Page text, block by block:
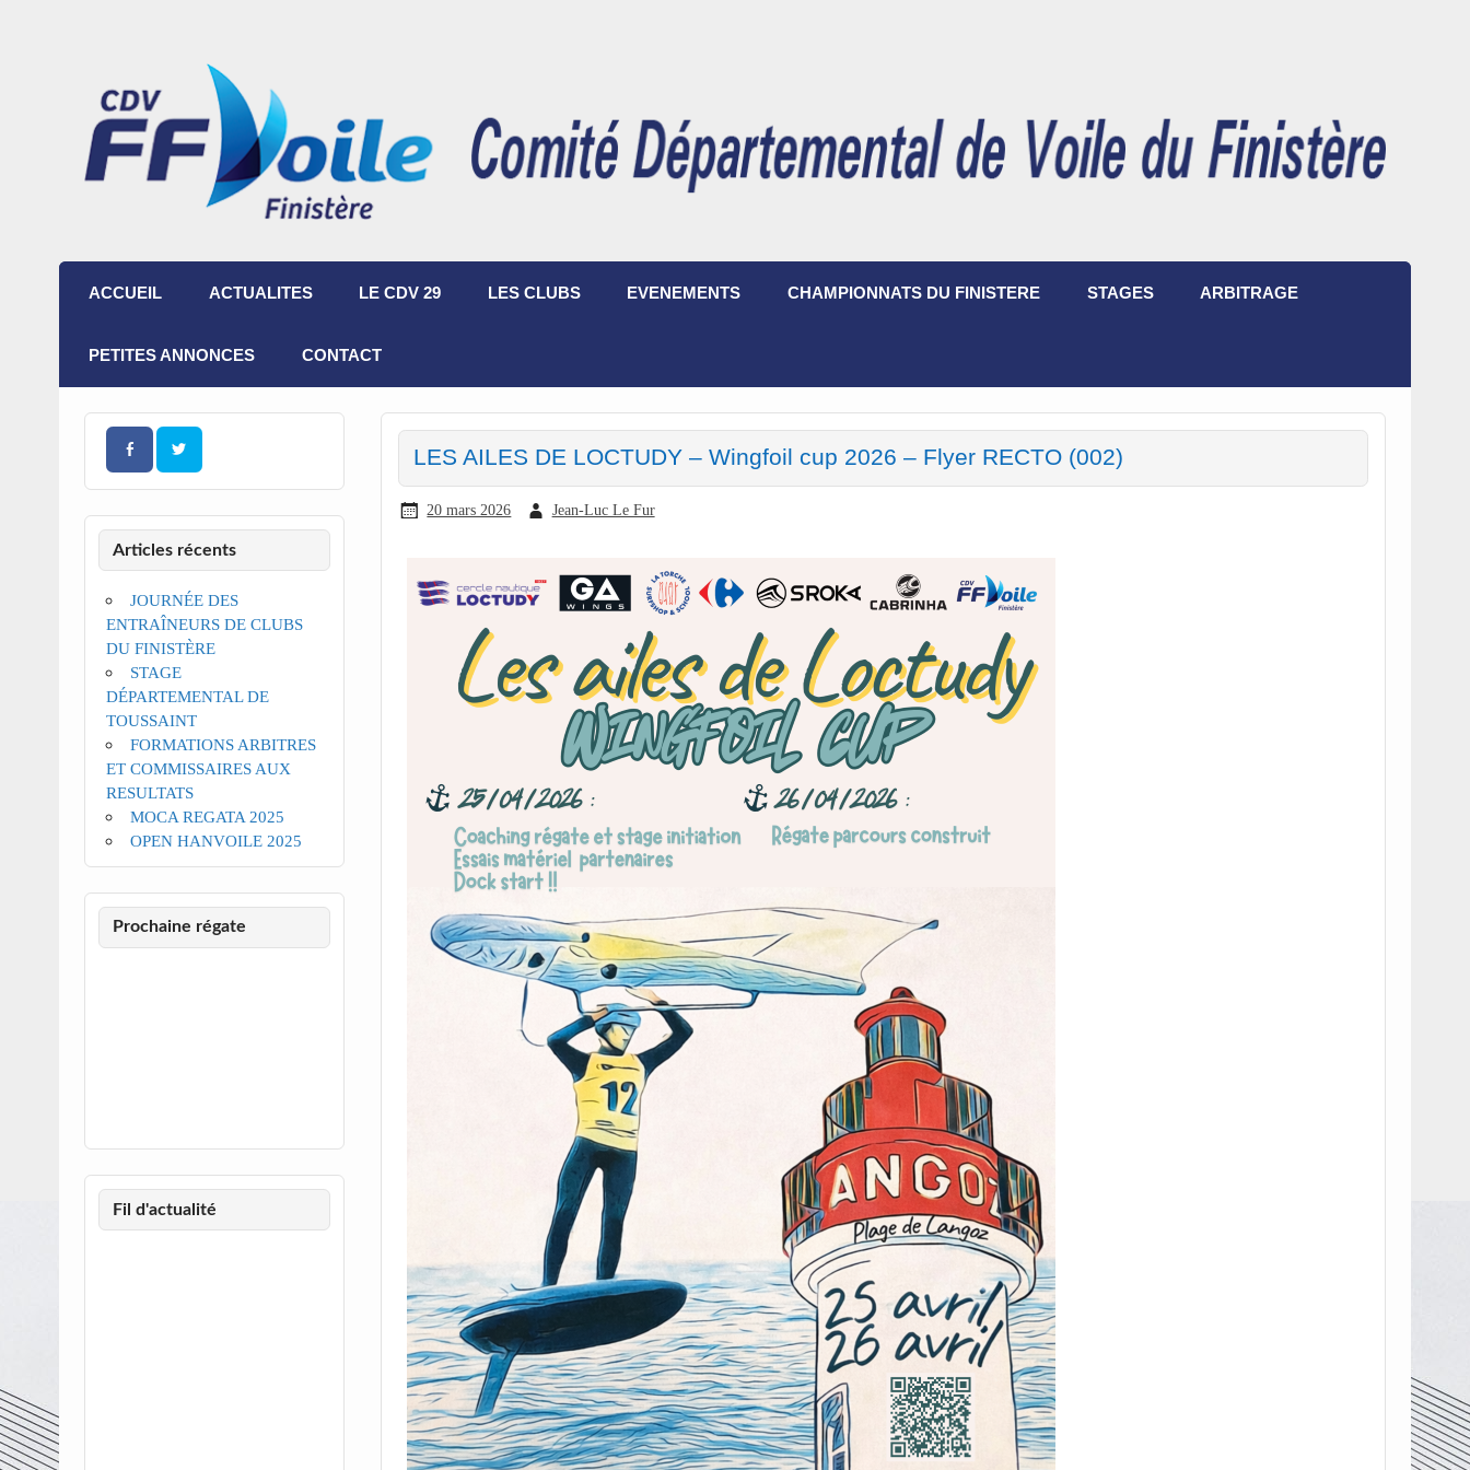
ACCUEIL ACTUALITES LE CDV 29 LES CLUBS EVENEMENTS CHAMPIONNATS DU FINISTERE STAGES ARBITRAGE
PETITES ANNONCES CONTACT
LES AILES DE LOCTUDY – Wingfoil cup 2026 – Flyer RECTO (002)
20 mars 2026 Jean-Luc Le Fur
Articles récents
JOURNÉE DES
ENTRAÎNEURS DE CLUBS
DU FINISTÈRE
STAGE
DÉPARTEMENTAL DE
TOUSSAINT
FORMATIONS ARBITRES
ET COMMISSAIRES AUX
RESULTATS
MOCA REGATA 2025
OPEN HANVOILE 2025
Prochaine régate
Fil d'actualité